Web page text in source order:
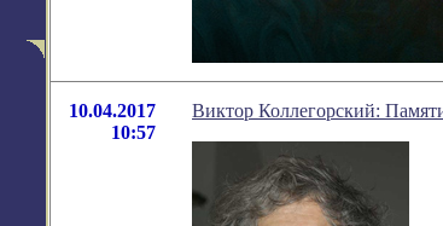
10.04.2017
10:57
Виктор Коллегорский: